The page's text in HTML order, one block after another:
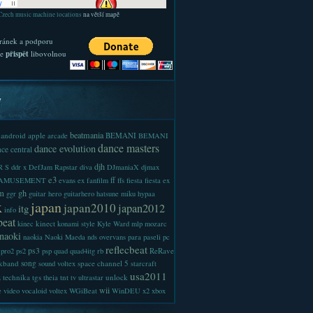
music machine locations na větší mapě
a podporu
přispětlibovolnou
android apple arcade beatmania BEMANI BEMANI
central dance evolutiondance masters
S ddr x DefJam Rapstar diva djh DJmaniaX djmax
e3 evans ex fanfilm ff ffs fiesta fiesta ex
ggr gh guitar hero guitarhero hatsune miku hypaa
info itg japanjapan2010 japan2012
kinec kinect konami style Kyle Ward mlp mozarc
naoki naokia Naoki Maeda nds overvans para paseli pc
pro2 ps2 ps3 psp quad quad4itg rb reflecbeat ReRave
song sound voltex space channel 5 starcraft
technika tgs theia tnt tv ultrastar unlock usa2011
video vocaloid voltex WGiBeat wii WinDEU x2 xbox